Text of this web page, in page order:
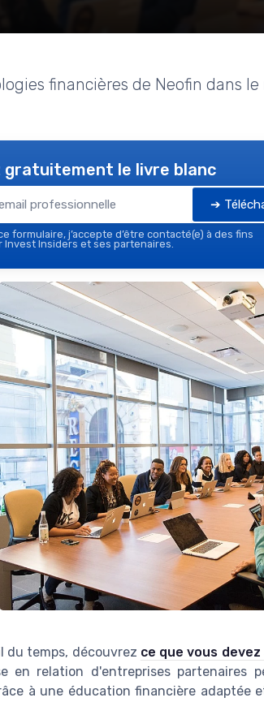
financières de Neofin dans
gratuitement le livre blanc
➔
formulaire, j’accepte d’être contacté(e) à des fins
Invest Insiders et ses partenaires.
du temps, découvrez ce que vous
en relation d'entreprises partenaires
à une éducation financière adaptée